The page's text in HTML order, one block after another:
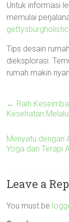
Untuk informasi
memulai
Tips desain
dieksplorasi.
rumah makin
← Raih
Kesehatan
Menyatu dengan
Yoga dan Terapi
Leave a
You must be